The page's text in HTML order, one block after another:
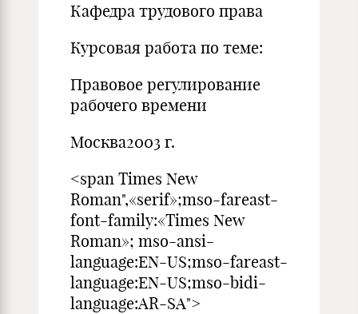
Кафедра трудового права
Курсовая работа по теме:
Правовое регулирование
рабочего времени
Москва2003 г.
<span Times New
Roman",«serif»;mso-fareast-
font-family:«Times New
Roman»; mso-ansi-
language:EN-US;mso-fareast-
language:EN-US;mso-bidi-
language:AR-SA">